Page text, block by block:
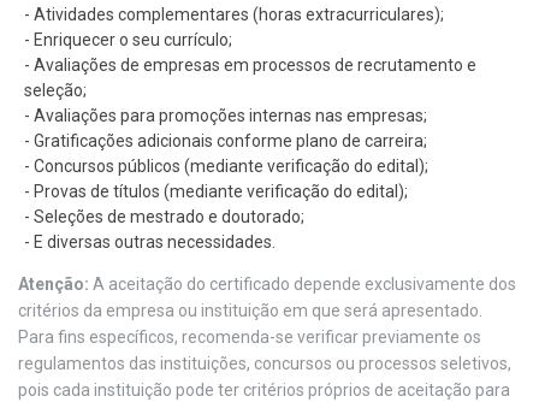
- Atividades complementares (horas extracurriculares);
- Enriquecer o seu currículo;
- Avaliações de empresas em processos de recrutamento e
seleção;
- Avaliações para promoções internas nas empresas;
- Gratificações adicionais conforme plano de carreira;
- Concursos públicos (mediante verificação do edital);
- Provas de títulos (mediante verificação do edital);
- Seleções de mestrado e doutorado;
- E diversas outras necessidades.
Atenção: A aceitação do certificado depende exclusivamente dos
critérios da empresa ou instituição em que será apresentado.
Para fins específicos, recomenda-se verificar previamente os
regulamentos das instituições, concursos ou processos seletivos,
pois cada instituição pode ter critérios próprios de aceitação para